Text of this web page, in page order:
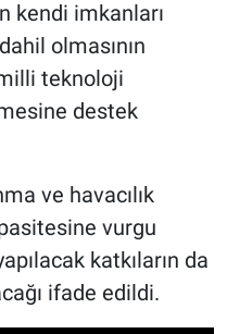
kendi imkanları
olmasının
teknoloji
destek
ve havacılık
vurgu
katkıların da
ifade edildi.